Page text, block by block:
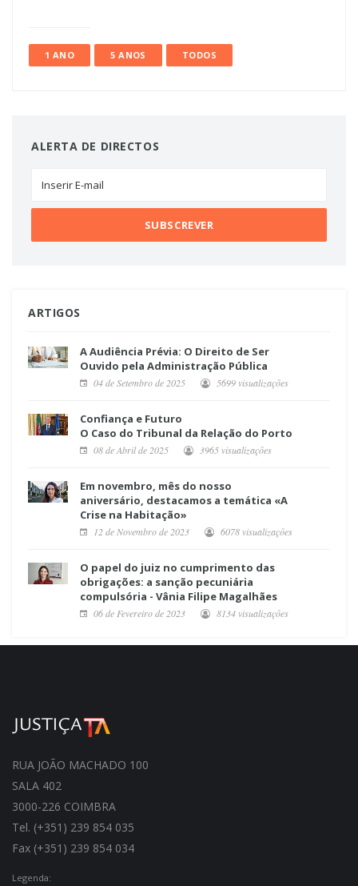
1 ANO 5 ANOS TODOS
ALERTA DE DIRECTOS
ARTIGOS
A Audiência Prévia: O Direito de Ser
Ouvido pela Administração Pública
04 de Setembro de 2025 5699 visualizações
Confiança e Futuro
O Caso do Tribunal da Relação do Porto
08 de Abril de 2025 3965 visualizações
Em novembro, mês do nosso
aniversário, destacamos a temática «A
Crise na Habitação»
12 de Novembro de 2023 6078 visualizações
O papel do juiz no cumprimento das
obrigações: a sanção pecuniária
compulsória - Vânia Filipe Magalhães
06 de Fevereiro de 2023 8134 visualizações
RUA JOÃO MACHADO 100
SALA 402
3000-226 COIMBRA
Tel. (+351) 239 854 035
Fax (+351) 239 854 034
Legenda: